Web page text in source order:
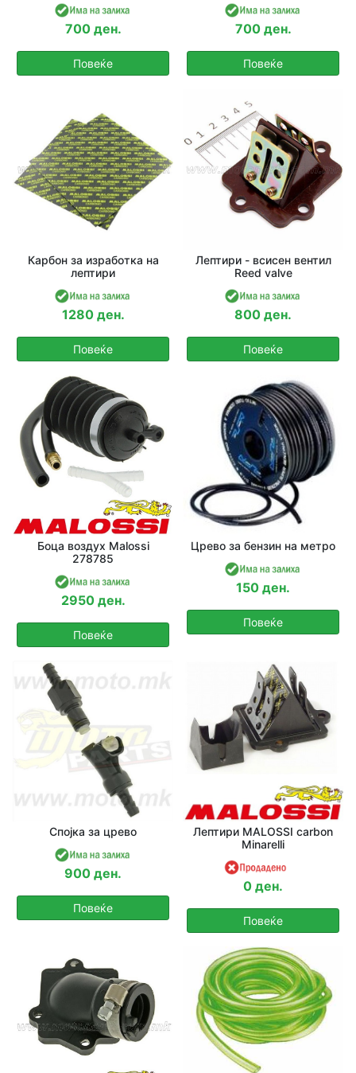
700 ден.
Повеќе
700 ден.
Повеќе
Карбон за изработка на
лептири
1280 ден.
Повеќе
Лептири - всисен вентил
Reed valve
800 ден.
Повеќе
Боца воздух Malossi
278785
2950 ден.
Повеќе
Црево за бензин на метро
150 ден.
Повеќе
Спојка за црево
900 ден.
Повеќе
Лептири MALOSSI carbon
Minarelli
0 ден.
Повеќе